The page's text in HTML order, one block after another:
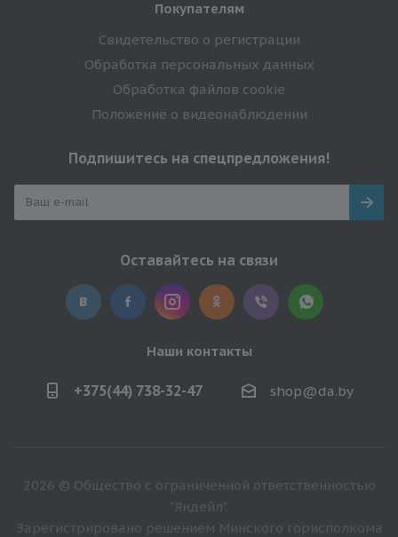
Покупателям
Свидетельство о регистрации
Обработка персональных данных
Обработка файлов cookie
Положение о видеонаблюдении
Подпишитесь на спецпредложения!
Оставайтесь на связи
Наши контакты
+375(44) 738-32-47 shop@da.by
2026 © Общество с ограниченной ответственностью
"Яндейл".
Зарегистрировано решением Минского горисполкома